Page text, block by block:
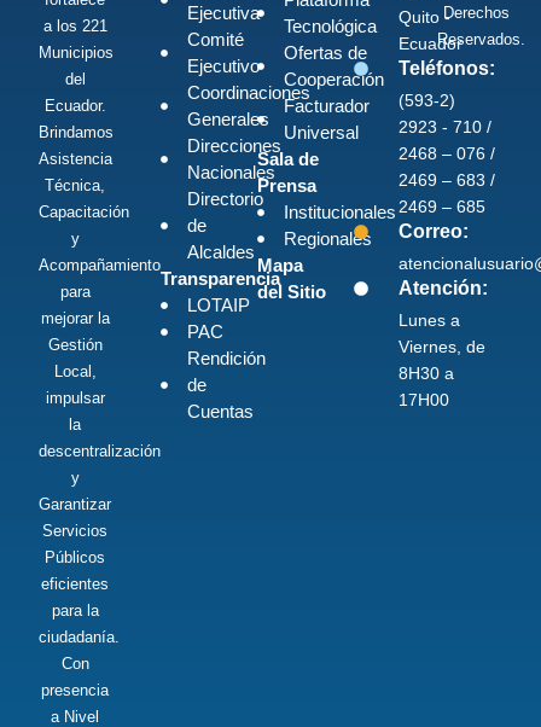
a los 221
Municipios
del
Ecuador.
Brindamos
Asistencia
Técnica,
Capacitación
y
Acompañamiento
para
mejorar la
Gestión
Local,
impulsar
la
descentralización
y
Garantizar
Servicios
Públicos
eficientes
para la
ciudadanía.
Con
presencia
a Nivel
Ejecutiva
Comité
Ejecutivo
Coordinaciones
Generales
Direcciones
Nacionales
Directorio
de
Alcaldes
Transparencia
LOTAIP
PAC
Rendición
de
Cuentas
Tecnológica
Ofertas de
Cooperación
Facturador
Universal
Sala de
Prensa
Institucionales
Regionales
Mapa
del Sitio
Quito -
Ecuador
Teléfonos:
(593-2)
2923 - 710 /
2468 – 076 /
2469 – 683 /
2469 – 685
Correo:
Atención:
Lunes a
Viernes, de
8H30 a
17H00
Derechos
Reservados.